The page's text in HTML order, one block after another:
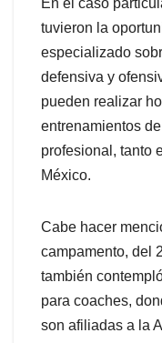
tuvieron la
especializado
defensiva y
pueden realizar
entrenamientos
profesional, tanto
México.
Cabe hacer
campamento, del
también
para coaches,
son afiliadas a la